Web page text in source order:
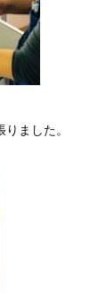
ました。